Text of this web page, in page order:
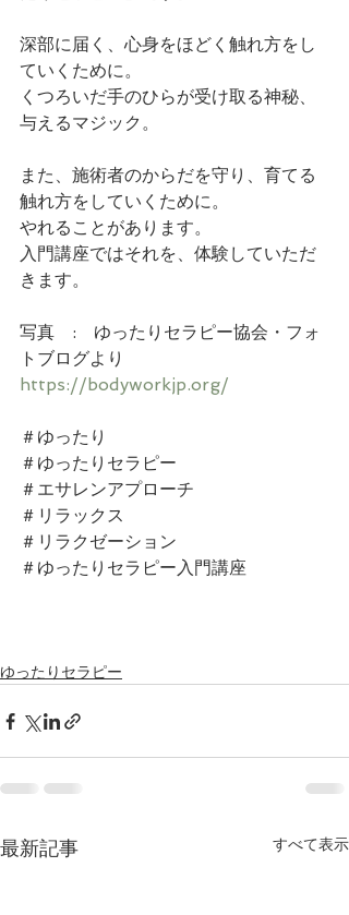
深部に届く、心身をほどく触れ方をし
ていくために。
くつろいだ手のひらが受け取る神秘、
与えるマジック。
また、施術者のからだを守り、育てる
触れ方をしていくために。
やれることがあります。
入門講座ではそれを、体験していただ
きます。
写真　:　ゆったりセラピー協会・フォ
トブログより
https://bodyworkjp.org/
＃ゆったり
＃ゆったりセラピー
＃エサレンアプローチ
＃リラックス
＃リラクゼーション
＃ゆったりセラピー入門講座
ゆったりセラピー
最新記事 すべて表示